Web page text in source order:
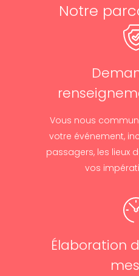
Notre
Vous nous
votre événement,
passagers, les lieux
vos
Élaboration